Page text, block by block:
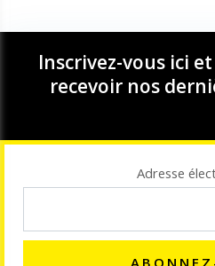
Inscrivez-vous ici
recevoir nos
Adresse